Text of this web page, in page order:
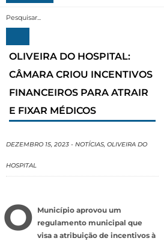
OLIVEIRA DO HOSPITAL:
CÂMARA CRIOU INCENTIVOS
FINANCEIROS PARA ATRAIR
E FIXAR MÉDICOS
DEZEMBRO 15, 2023 - NOTÍCIAS, OLIVEIRA DO
HOSPITAL
O Município aprovou um
regulamento municipal que
visa a atribuição de incentivos à